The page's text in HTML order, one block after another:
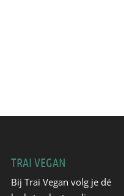
TRAI VEGAN
Bij Trai Vegan volg je dé